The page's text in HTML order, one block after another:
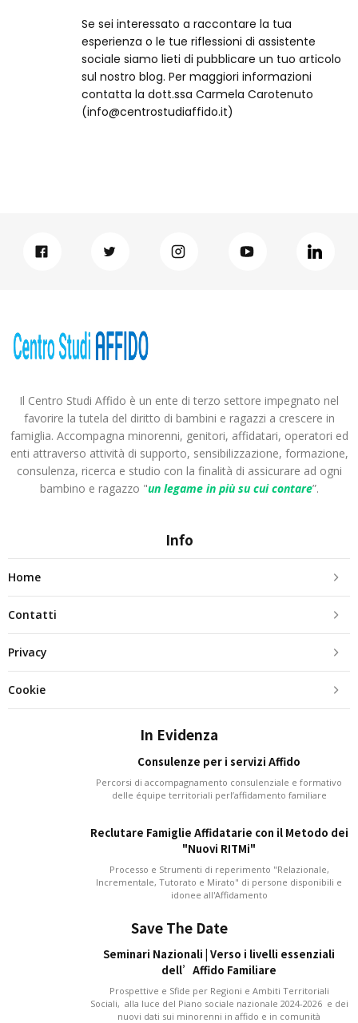
Se sei interessato a raccontare la tua
esperienza o le tue riflessioni di assistente
sociale siamo lieti di pubblicare un tuo articolo
sul nostro blog. Per maggiori informazioni
contatta la dott.ssa Carmela Carotenuto
(info@centrostudiaffido.it)
Il Centro Studi Affido è un ente di terzo settore impegnato nel
favorire la tutela del diritto di bambini e ragazzi a crescere in
famiglia. Accompagna minorenni, genitori, affidatari, operatori ed
enti attraverso attività di supporto, sensibilizzazione, formazione,
consulenza, ricerca e studio con la finalità di assicurare ad ogni
bambino e ragazzo "un legame in più su cui contare”.
Info
Home
Contatti
Privacy
Cookie
In Evidenza
Consulenze per i servizi Affido
Percorsi di accompagnamento consulenziale e formativo
delle équipe territoriali perl’affidamento familiare
Reclutare Famiglie Affidatarie con il Metodo dei
"Nuovi RITMi"
Processo e Strumenti di reperimento "Relazionale,
Incrementale, Tutorato e Mirato" di persone disponibili e
idonee all'Affidamento
Save The Date
Seminari Nazionali | Verso i livelli essenziali
dell’Affido Familiare
Prospettive e Sfide per Regioni e Ambiti Territoriali
Sociali, alla luce del Piano sociale nazionale 2024-2026 e dei
nuovi dati sui minorenni in affido e in comunità